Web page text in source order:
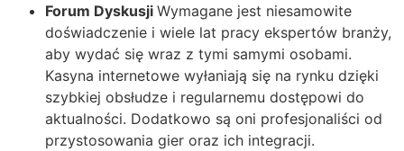
Forum Dyskusji Wymagane jest niesamowite
doświadczenie i wiele lat pracy ekspertów branży,
aby wydać się wraz z tymi samymi osobami.
Kasyna internetowe wyłaniają się na rynku dzięki
szybkiej obsłudze i regularnemu dostępowi do
aktualności. Dodatkowo są oni profesjonaliści od
przystosowania gier oraz ich integracji.